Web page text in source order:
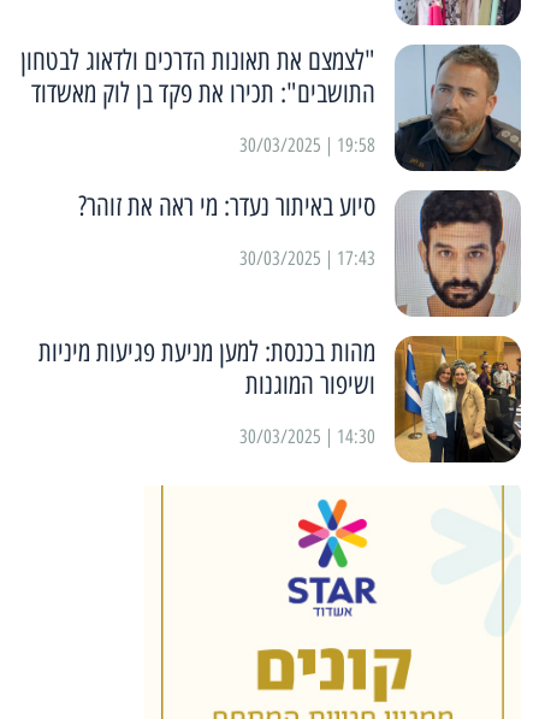
"לצמצם את תאונות הדרכים ולדאוג לבטחון
התושבים": תכירו את פקד בן לוק מאשדוד
19:58 | 30/03/2025
סיוע באיתור נעדר: מי ראה את זוהר?
17:43 | 30/03/2025
מהות בכנסת: למען מניעת פגיעות מיניות
ושיפור המוגנות
14:30 | 30/03/2025